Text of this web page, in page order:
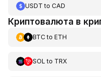
USDT to CAD
Криптовалюта в
BTCto ETH
SOL to TRX